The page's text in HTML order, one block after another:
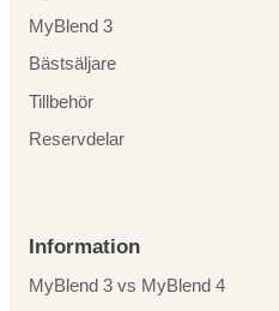
MyBlend 3
Bästsäljare
Tillbehör
Reservdelar
Information
MyBlend 3 vs MyBlend 4